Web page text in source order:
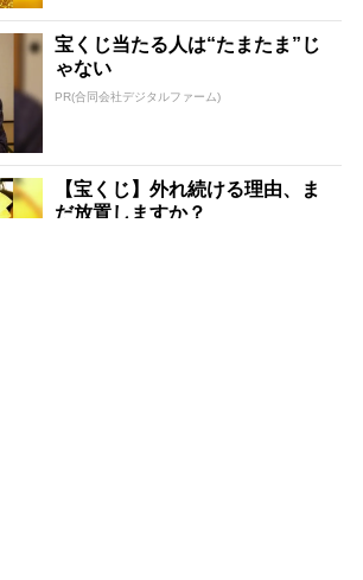
宝くじ当たる人は“たまたま”じ
ゃない
PR(合同会社デジタルファーム)
【宝くじ】外れ続ける理由、ま
だ放置しますか？